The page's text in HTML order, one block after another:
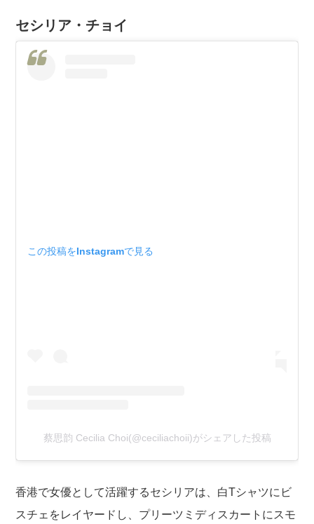
セシリア・チョイ
この投稿をInstagramで見る
蔡思韵 Cecilia Choi(@ceciliachoii)がシェアした投稿
香港で女優として活躍するセシリアは、白Tシャツにビ
スチェをレイヤードし、プリーツミディスカートにスモ